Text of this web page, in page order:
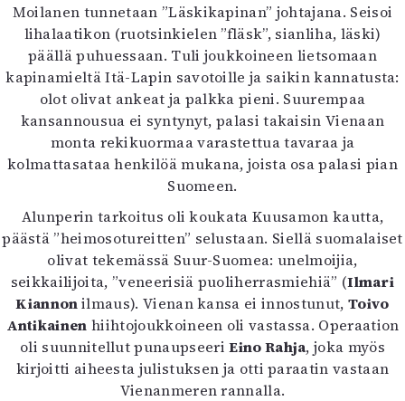
Moilanen tunnetaan ”Läskikapinan” johtajana. Seisoi
lihalaatikon (ruotsinkielen ”fläsk”, sianliha, läski)
päällä puhuessaan. Tuli joukkoineen lietsomaan
kapinamieltä Itä-Lapin savotoille ja saikin kannatusta:
olot olivat ankeat ja palkka pieni. Suurempaa
kansannousua ei syntynyt, palasi takaisin Vienaan
monta rekikuormaa varastettua tavaraa ja
kolmattasataa henkilöä mukana, joista osa palasi pian
Suomeen.
Alunperin tarkoitus oli koukata Kuusamon kautta,
päästä ”heimosotureitten” selustaan. Siellä suomalaiset
olivat tekemässä Suur-Suomea: unelmoijia,
seikkailijoita, ”veneerisiä puoliherrasmiehiä” (Ilmari
Kiannonilmaus). Vienan kansa ei innostunut, Toivo
Antikainen hiihtojoukkoineen oli vastassa. Operaation
oli suunnitellut punaupseeriEino Rahja, joka myös
kirjoitti aiheesta julistuksen ja otti paraatin vastaan
Vienanmeren rannalla.